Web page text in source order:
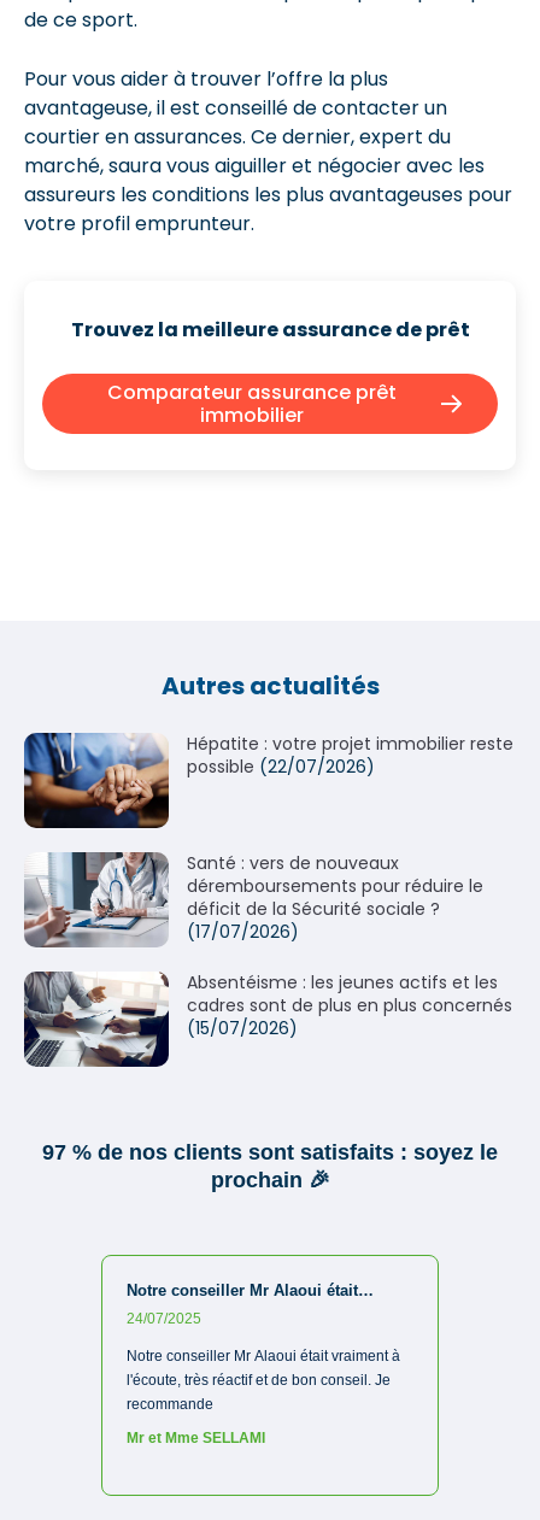
de ce sport.
Pour vous aider à trouver l’offre la plus
avantageuse, il est conseillé de contacter un
courtier en assurances. Ce dernier, expert du
marché, saura vous aiguiller et négocier avec les
assureurs les conditions les plus avantageuses pour
votre profil emprunteur.
Trouvez la meilleure assurance de prêt
Comparateur assurance prêt
immobilier
Autres actualités
Hépatite : votre projet immobilier reste
possible (22/07/2026)
Santé : vers de nouveaux
déremboursements pour réduire le
déficit de la Sécurité sociale ?
(17/07/2026)
Absentéisme : les jeunes actifs et les
cadres sont de plus en plus concernés
(15/07/2026)